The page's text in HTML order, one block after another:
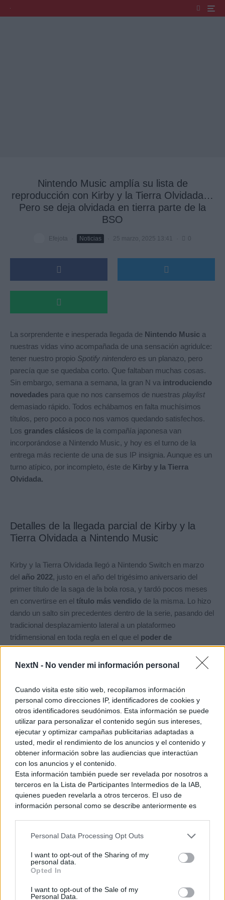
NextN - No vender mi información personal
Cuando visita este sitio web, recopilamos información
personal como direcciones IP, identificadores de cookies y
otros identificadores seudónimos. Esta información se puede
utilizar para personalizar el contenido según sus intereses,
ejecutar y optimizar campañas publicitarias adaptadas a
usted, medir el rendimiento de los anuncios y el contenido y
obtener información sobre las audiencias que interactúan
con los anuncios y el contenido.
Esta información también puede ser revelada por nosotros a
terceros en la Lista de Participantes Intermedios de la IAB,
quienes pueden revelarla a otros terceros. El uso de
información personal como se describe anteriormente es
generamos contenido relevante para nuestra audiencia.
recopilación y uso de datos en nuestra Política de
Privacidad.
terceros por nuestra parte, utilice la siguiente opción de
Personal Data Processing Opt Outs
I want to opt-out of the Sharing of my
personal data.
Opted In
I want to opt-out of the Sale of my
Personal Data.
Nintendo Music amplía su lista de
reproducción con Kirby y la Tierra Olvidada…
Pero se deja olvidada en tierra parte de la
BSO
Efejota Noticias 25 marzo, 2025 13:41
La sorprendente e inesperada llegada de Nintendo Music a
nuestras vidas vino acompañada de una sensación agridulce:
tener nuestro propio Spotify nintendero es un planazo, pero
parecía que se quedaba corto. Que faltaban muchas cosas.
Sin embargo, semana a semana, la gran N va introduciendo
novedades para que no nos cansemos de nuestras playlist
demasiado rápido. Todos echábamos en falta muchísimos
títulos, pero poco a poco nos vamos quedando satisfechos.
Los grandes clásicos de la compañía japonesa van
incorporándose a Nintendo Music, y hoy es el turno de la
entrega más reciente de una de sus IP insignia. Aunque es un
turno atípico, por incompleto, éste de Kirby y la Tierra
Olvidada.
Detalles de la llegada parcial de Kirby y la
Tierra Olvidada a Nintendo Music
Kirby y la Tierra Olvidada llegó a Nintendo Switch en marzo
del año 2022, justo en el año del trigésimo aniversario del
primer título de la saga de la bola rosa, y tardó pocos meses
en convertirse en el título más vendido de la misma. Lo hizo
dando un salto sin precedentes dentro de la serie, pasando del
tradicional desplazamiento lateral a un plataformeo
tridimensional en toda regla en el que el poder de
Transmorfosisde Kirby nos llevaba a poseer objetos tan
dispares como un coche o una bombilla, multiplicando las
híbrida .
Al contrario de lo que suele ser habitual, Kirby y la Tierra
Olvidada desembarca en Nintendo Music de forma parcial.
Por ahora, sólo
23 melodías, para 1 hora y 25 minutos
de
duración. El resto de la banda sonora, que asciende a más de
100 temas, llegará alcreciente catálogode la app musical de
la gran N a lo largo de este año, por motivos que la
compañía no ha especificado. Recuerda que, para poder
acceder a esta aplicación, es necesaria unasuscripción
activaa Nintendo Switch Online, así que si quieres acceder a
estas melodías, ¡ya sabes qué hacer!
Ver también
expansión al resto de plataformas